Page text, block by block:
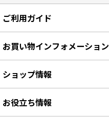
ご利用ガイド
お買い物インフォメーション
ショップ情報
お役立ち情報